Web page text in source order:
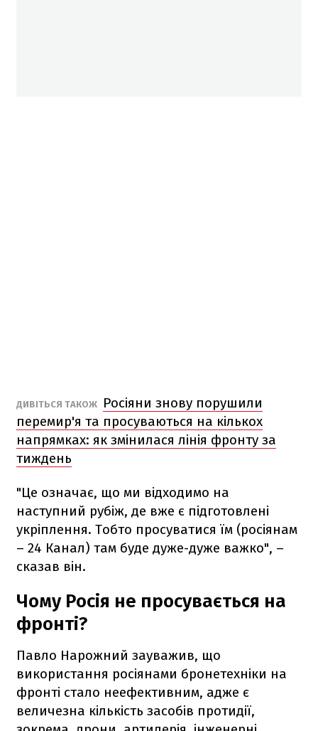
ДИВІТЬСЯ ТАКОЖ
Росіяни знову порушили
перемир'я та просуваються на кількох
напрямках: як змінилася лінія фронту за
тиждень
"Це означає, що ми відходимо на
наступний рубіж, де вже є підготовлені
укріплення. Тобто просуватися їм (росіянам
– 24 Канал) там буде дуже-дуже важко", –
сказав він.
Чому Росія не просувається на
фронті?
Павло Нарожний зауважив, що
використання росіянами бронетехніки на
фронті стало неефективним, адже є
величезна кількість засобів протидії,